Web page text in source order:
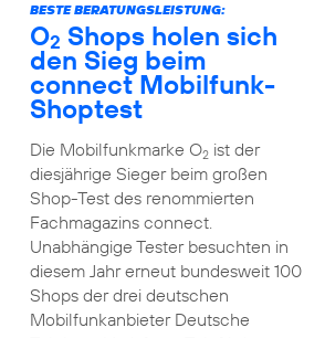
BESTE BERATUNGSLEISTUNG:
O2 Shops holen sich
den Sieg beim
connect Mobilfunk-
Shoptest
Die Mobilfunkmarke O2ist der
diesjährige Sieger beim großen
Shop-Test des renommierten
Fachmagazins connect.
Unabhängige Tester besuchten in
diesem Jahr erneut bundesweit 100
Shops der drei deutschen
Mobilfunkanbieter Deutsche